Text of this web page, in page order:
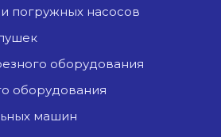
погружных насосов
оборудования
оборудования
машин